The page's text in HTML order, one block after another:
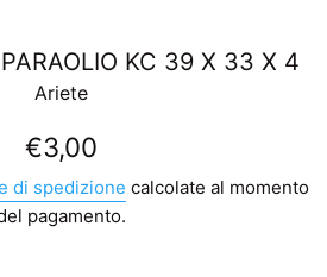
KC 39 X 33 X 4
Ariete
Prezzo
listino
€3,00
di spedizione calcolate al momento
pagamento.